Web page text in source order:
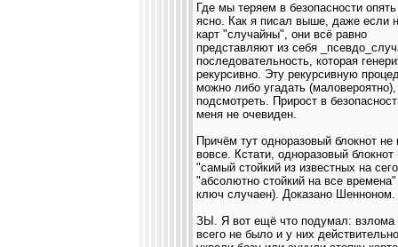
Где мы теряем в безопасности
ясно. Как я писал выше, даже если
карт "случайны", они всё равно
представляют из себя
последовательность, которая
рекурсивно. Эту рекурсивную
можно либо угадать
подсмотреть. Прирост в
меня не очевиден.
Причём тут одноразовый блокнот не
вовсе. Кстати, одноразовый блокнот
"самый стойкий из известных на
"абсолютно стойкий на все
ключ случаен). Доказано Шенноном.
ЗЫ. Я вот ещё что подумал: взлома
всего не было и у них